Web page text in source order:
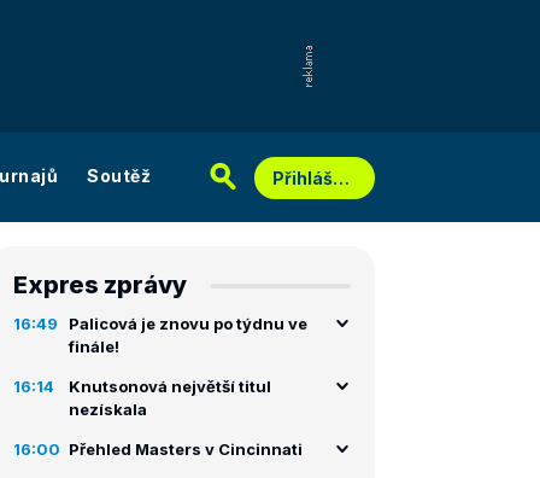
Soutěž Přihlášení
Expres zprávy
16:49
Palicová je znovu po týdnu ve
finále!
16:14
Knutsonová největší titul
nezískala
16:00 Přehled Masters v Cincinnati